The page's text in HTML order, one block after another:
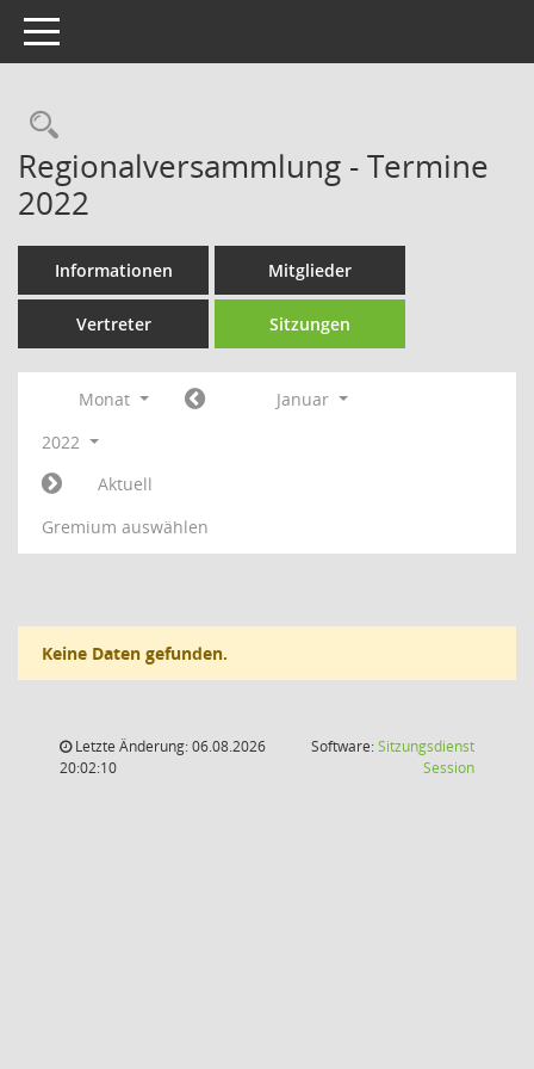
Toggle navigation
Rechercheauswahl
Regionalversammlung - Termine
2022
Informationen Mitglieder
Vertreter Sitzungen
Monat
Januar
2022
Aktuell
Gremium auswählen
Keine Daten gefunden.
Letzte Änderung: 06.08.2026
20:02:10
Software:Sitzungsdienst
Session(Wird in